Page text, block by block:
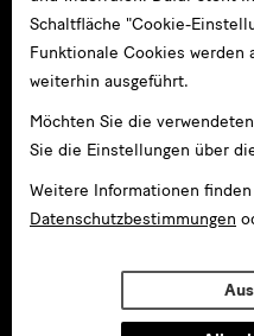
Schaltfläche "Cookie-
Funktionale Cookies werden
weiterhin ausgeführt.
Möchten Sie die
Sie die Einstellungen über
Weitere Informationen
Datenschutzbestimmungen